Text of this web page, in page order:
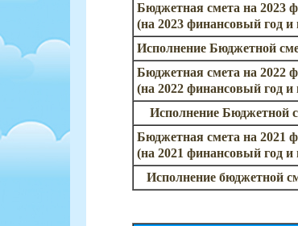
Бюджетная смета на 2023
(на 2023 финансовый год и
Исполнение Бюджетной
Бюджетная смета на 2022
(на 2022 финансовый год и
Исполнение Бюджетной
Бюджетная смета на 2021
(на 2021 финансовый год и
Исполнение бюджетной